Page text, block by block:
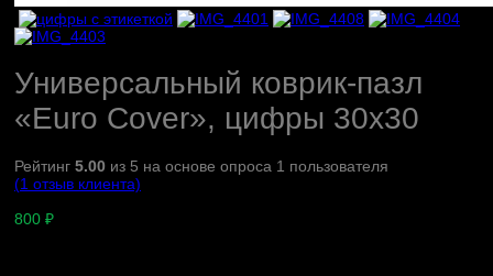
Универсальный коврик-пазл
«Euro Cover», цифры 30х30
Рейтинг 5.00 из 5 на основе опроса 1 пользователя
(1 отзыв клиента)
800 ₽